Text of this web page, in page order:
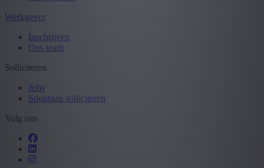
Werkgever
Inschrijven
Ons team
Solliciteren
Jobs
Spontaan solliciteren
Volg ons